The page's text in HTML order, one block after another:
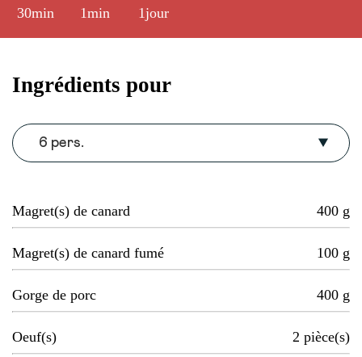
30min 1min 1jour
Ingrédients pour
6 pers.
Magret(s) de canard 400 g
Magret(s) de canard fumé 100 g
Gorge de porc 400 g
Oeuf(s) 2 pièce(s)